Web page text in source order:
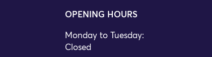
OPENING HOURS
Monday to Tuesday:
Closed